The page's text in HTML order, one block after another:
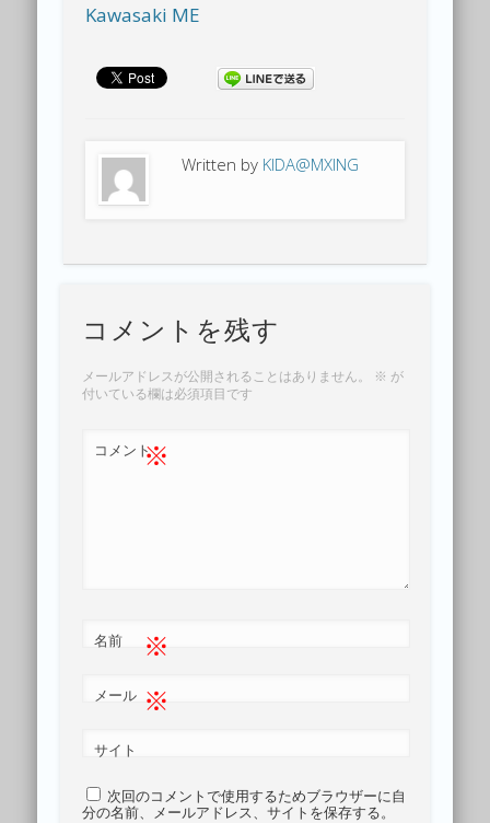
Kawasaki ME
Written by KIDA@MXING
コメントを残す
メールアドレスが公開されることはありません。 ※ が
付いている欄は必須項目です
コメント※
名前 ※
メール ※
サイト
次回のコメントで使用するためブラウザーに自
分の名前、メールアドレス、サイトを保存する。